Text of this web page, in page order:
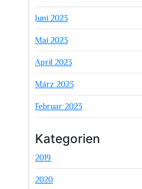
Juni 2023
Mai 2023
April 2023
März 2023
Februar 2023
Kategorien
2019
2020